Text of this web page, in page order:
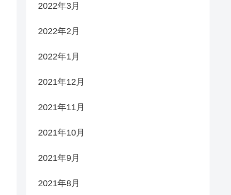
2022年3月
2022年2月
2022年1月
2021年12月
2021年11月
2021年10月
2021年9月
2021年8月